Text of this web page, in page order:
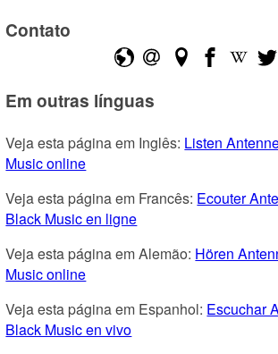
Contato
Em outras línguas
Veja esta página em Inglês: Listen
Music online
Veja esta página em Francês: Ecouter
Black Music en ligne
Veja esta página em Alemão: Hören
Music online
Veja esta página em Espanhol: Escuchar
Black Music en vivo